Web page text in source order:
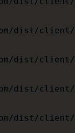
dist/
dist/
dist/
dist/